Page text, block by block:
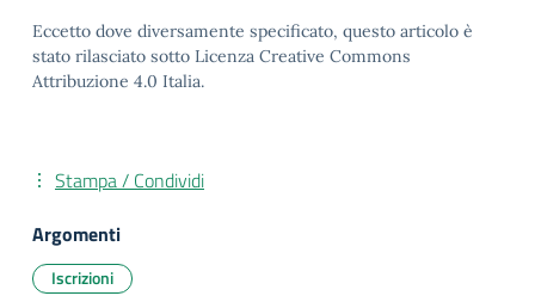
Eccetto dove diversamente specificato, questo articolo è
stato rilasciato sotto Licenza Creative Commons
Attribuzione 4.0 Italia.
Stampa / Condividi
Argomenti
Iscrizioni